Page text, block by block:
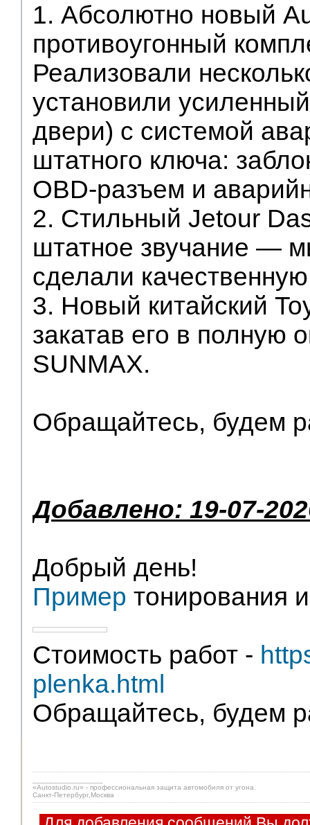
1. Абсолютно новый
противоугонный
Реализовали
установили
двери) с системой
штатного ключа:
OBD-разъем и
2. Стильный Jetour
штатное звучание —
сделали
3. Новый китайский
закатав его в полную
SUNMAX.
Обращайтесь, будем
Добавлено: 19-07-
Добрый день!
Пример тонирования
Стоимость работ -
plenka.html
Обращайтесь, будем
«Autostudio.ru» - профессиональная защита автомобиля от угона.
Санкт-Петербург,Москва